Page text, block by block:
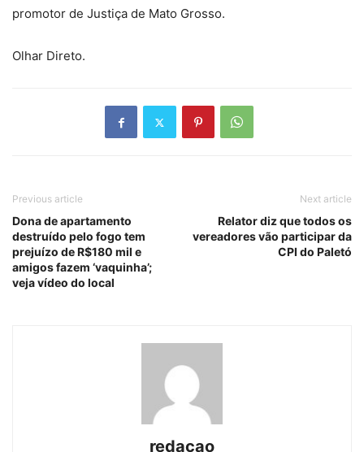
promotor de Justiça de Mato Grosso.
Olhar Direto.
Previous article
Dona de apartamento
destruído pelo fogo tem
prejuízo de R$180 mil e
amigos fazem ‘vaquinha’;
veja vídeo do local
Next article
Relator diz que todos os
vereadores vão participar da
CPI do Paletó
redaçao